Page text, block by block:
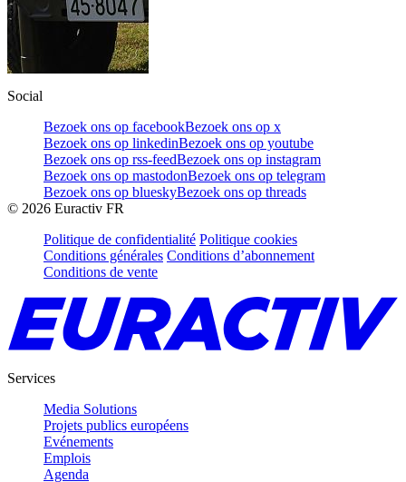
Social
Bezoek ons op facebookBezoek ons op x
Bezoek ons op linkedinBezoek ons op youtube
Bezoek ons op rss-feedBezoek ons op instagram
Bezoek ons op mastodonBezoek ons op telegram
Bezoek ons op blueskyBezoek ons op threads
© 2026 Euractiv FR
Politique de confidentialité Politique cookies
Conditions générales Conditions d’abonnement
Conditions de vente
Services
Media Solutions
Projets publics européens
Evénements
Emplois
Agenda